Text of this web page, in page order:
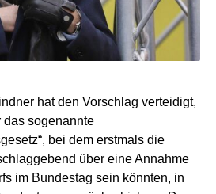
hat den Vorschlag verteidigt,
das sogenannte
bei dem erstmals die
über eine Annahme
im Bundestag sein könnten, in